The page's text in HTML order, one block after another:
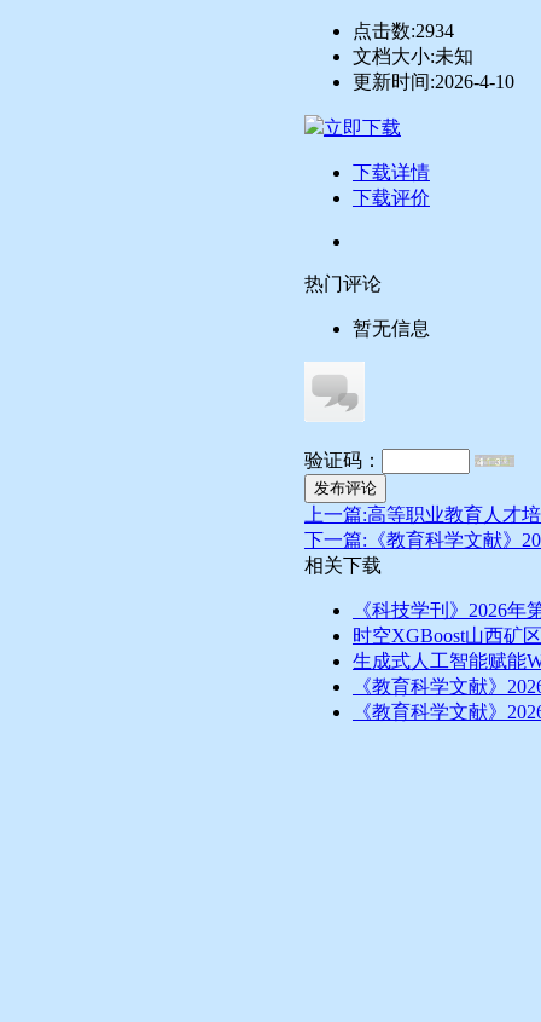
点击数:2934
文档大小:未知
更新时间:2026-4-10
立即下载
下载详情
下载评价
热门评论
暂无信息
验证码：
发布评论
上一篇:高等职业教育人才
下一篇:《教育科学文献》
相关下载
《科技学刊》2026年
时空XGBoost山西矿
生成式人工智能赋能
《教育科学文献》
《教育科学文献》